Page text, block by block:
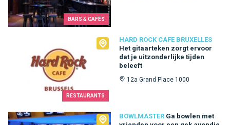
BARS & CAFÉS
RESTAURANTS
HARD ROCK CAFE BRUXELLES
Het gitaarteken zorgt ervoor
dat je uitzonderlijke tijden
beleeft
12a Grand Place 1000
Hard Rock Cafe Bruxelles
BOWLMASTER Ga bowlen met
Bowlmaster